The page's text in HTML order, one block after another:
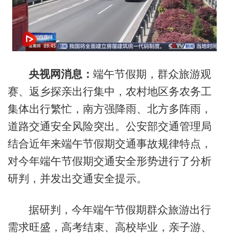
网络开小差了，请稍后再试
央视网消息： 端午节假期，群众旅游观
赛、返乡探亲出行集中，农村地区务农务工
集体出行繁忙，南方强降雨、北方多阵雨，
道路交通安全风险突出。公安部交通管理局
结合近年来端午节假期交通事故规律特点，
对今年端午节假期交通安全形势进行了分析
研判，并发出交通安全提示。
据研判，今年端午节假期群众旅游出行
需求旺盛，高考结束、高校毕业，亲子游、